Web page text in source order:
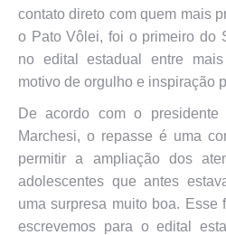
contato direto com quem mais
o Pato Vôlei, foi o primeiro do
no edital estadual entre
motivo de orgulho e inspiração
De acordo com o
Marchesi, o repasse é uma
permitir a ampliação dos
adolescentes que antes
uma surpresa muito boa. Esse
escrevemos para o edital